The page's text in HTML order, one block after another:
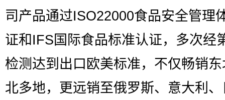
司产品通过ISO22000食品安全管理
证和IFS国际食品标准认证，多次经
检测达到出口欧美标准，不仅畅销
北多地，更远销至俄罗斯、意大利